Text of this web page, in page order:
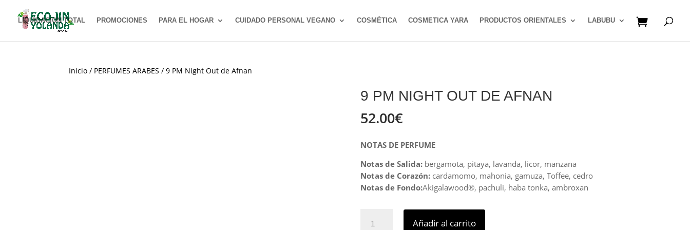
LIQUIDACION TOTAL PROMOCIONES PARA EL HOGAR CUIDADO PERSONAL VEGANO COSMÉTICA COSMETICA YARA PRODUCTOS ORIENTALES LABUBU
Inicio / PERFUMES ARABES / 9 PM Night Out de Afnan
9 PM NIGHT OUT DE AFNAN
52.00€
NOTAS DE PERFUME
Notas de Salida: bergamota, pitaya, lavanda, licor, manzana
Notas de Corazón: cardamomo, mahonia, gamuza, Toffee, cedro
Notas de Fondo:Akigalawood®, pachuli, haba tonka, ambroxan
Añadir al carrito